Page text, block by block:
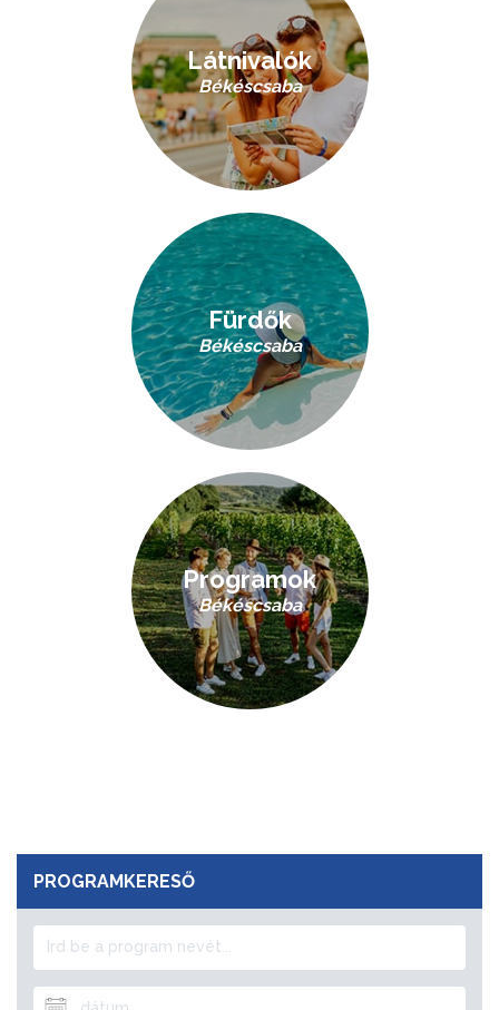
Látnivalók
Békéscsaba
Fürdők
Békéscsaba
Programok
Békéscsaba
PROGRAMKERESŐ